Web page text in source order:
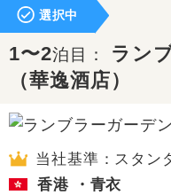
選択中
1〜2泊目： ラン
（華逸酒店）
当社基準：スタン
香港 ・青衣